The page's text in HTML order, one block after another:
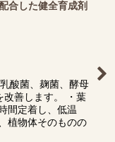
合した健全育成剤
酸菌、麹菌、酵母
改善します。 ・葉
間定着し、低温
植物体そのものの